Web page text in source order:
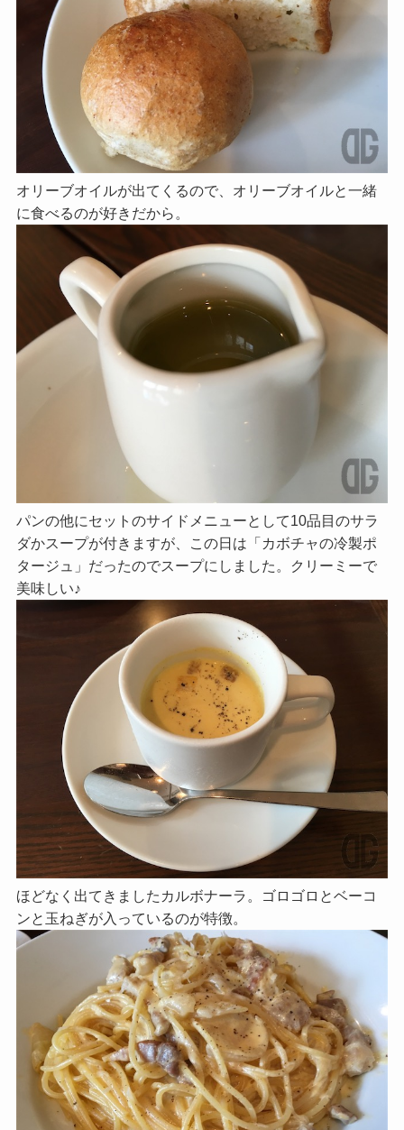
オリーブオイルが出てくるので、オリーブオイルと一緒
に食べるのが好きだから。
パンの他にセットのサイドメニューとして10品目のサラ
ダかスープが付きますが、この日は「カボチャの冷製ポ
タージュ」だったのでスープにしました。クリーミーで
美味しい♪
ほどなく出てきましたカルボナーラ。ゴロゴロとベーコ
ンと玉ねぎが入っているのが特徴。